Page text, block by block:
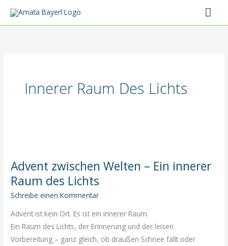
Inhalt
Innerer Raum Des Lichts
Advent zwischen Welten – Ein innerer
Raum des Lichts
Schreibe einen Kommentar
Advent ist kein Ort. Es ist ein innerer Raum.
Ein Raum des Lichts, der Erinnerung und der leisen
Vorbereitung – ganz gleich, ob draußen Schnee fällt oder